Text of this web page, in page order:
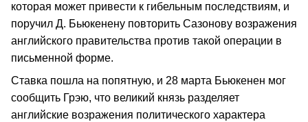
которая может привести к гибельным последствиям, и
поручил Д. Бьюкенену повторить Сазонову возражения
английского правительства против такой операции в
письменной форме.
Ставка пошла на попятную, и 28 марта Бьюкенен мог
сообщить Грэю, что великий князь раз­деляет
английские возражения политического характера